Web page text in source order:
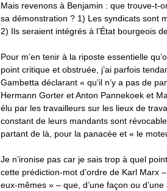
Mais revenons à Benjamin : que trouve-t-
sa démonstration ? 1) Les syndicats sont
2) Ils seraient intégrés à l’État bourgeois
Pour m’en tenir à la riposte essentielle
point critique et obstruée, j’ai parfois
Gambetta déclarant « qu’il n’y a pas de
Hermann Gorter et Anton Pannekoek et
élu par les travailleurs sur les lieux de
constant de leurs mandants sont
partant de là, pour la panacée et « le
Je n’ironise pas car je sais trop à quel
cette prédiction-mot d’ordre de Karl Marx
eux-mêmes » – que, d’une façon ou